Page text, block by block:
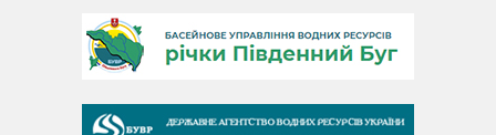
День Південного Бугу